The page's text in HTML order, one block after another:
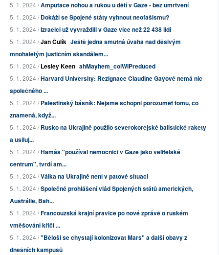
5. 1. 2024 /Amputace nohou a rukou u dětí v Gaze - bez umrtvení
5. 1. 2024 /Dokáží se Spojené státy vyhnout neofašismu?
5. 1. 2024 /Izraelci už vyvraždili v Gaze více než 22 438 lidí
5. 1. 2024 /Jan Čulík Ještě jedna smutná úvaha nad děsivým
mnohaletým justičním skandálem...
5. 1. 2024 /Lesley Keen ahMayhem_colWIPreduced
5. 1. 2024 /Harvard University: Rezignace Claudine Gayové nemá nic
společného ...
5. 1. 2024 /Palestinský básník: Nejsme schopni porozumět tomu, co
znamená, když...
5. 1. 2024 /Rusko na Ukrajině použilo severokorejské balistické rakety
a usiluj...
5. 1. 2024 /Hamás "používal nemocnici v Gaze jako velitelské
centrum", tvrdí am...
5. 1. 2024 /Válka na Ukrajině není v patové situaci
5. 1. 2024 /Společné prohlášení vlád Spojených států amerických,
Austrálie, Bah...
5. 1. 2024 /Francouzská krajní pravice po nové zprávě o ruském
vměšování křičí ...
5. 1. 2024 /"Běloši se chystají kolonizovat Mars" a další obavy z
dnešních kampusů